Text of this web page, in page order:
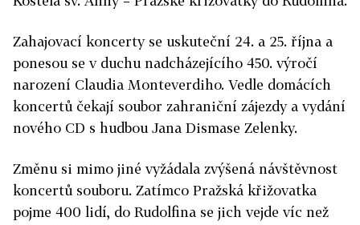
Zahajovací koncerty se uskuteční 24. a 25. října a
ponesou se v duchu nadcházejícího 450. výročí
narození Claudia Monteverdiho. Vedle domácích
koncertů čekají soubor zahraniční zájezdy a vydání
nového CD s hudbou Jana Dismase Zelenky.
Změnu si mimo jiné vyžádala zvýšená návštěvnost
koncertů souboru. Zatímco Pražská křižovatka
pojme 400 lidí, do Rudolfina se jich vejde víc než